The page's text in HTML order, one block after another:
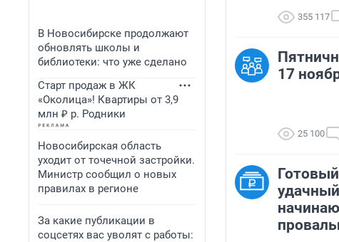
В Новосибирске продолжают
обновлять школы и
библиотеки: что уже сделано
Старт продаж в ЖК
«Околица»! Квартиры от 3,9
млн ₽ р. Родники
Новосибирская область
уходит от точечной застройки.
Министр сообщил о новых
правилах в регионе
За какие публикации в
соцсетях вас уволят с работы:
355 117
17
25 100